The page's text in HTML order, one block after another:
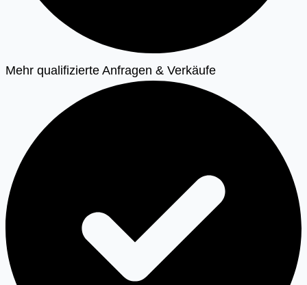
Mehr qualifizierte Anfragen & Verkäufe